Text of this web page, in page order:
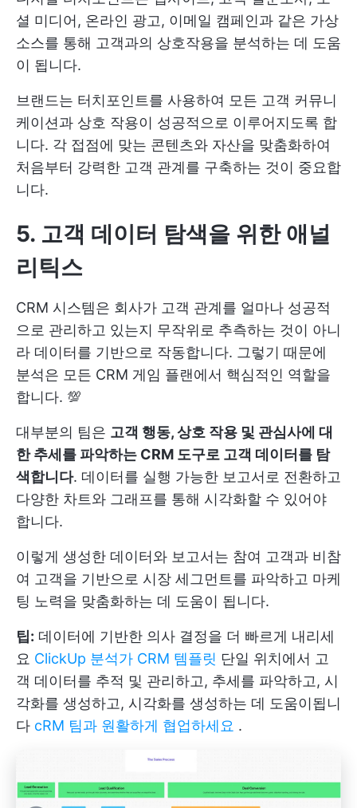
셜 미디어, 온라인 광고, 이메일 캠페인과 같은 가상
소스를 통해 고객과의 상호작용을 분석하는 데 도움
이 됩니다.
브랜드는 터치포인트를 사용하여 모든 고객 커뮤니
케이션과 상호 작용이 성공적으로 이루어지도록 합
니다. 각 접점에 맞는 콘텐츠와 자산을 맞춤화하여
처음부터 강력한 고객 관계를 구축하는 것이 중요합
니다.
5. 고객 데이터 탐색을 위한 애널
리틱스
CRM 시스템은 회사가 고객 관계를 얼마나 성공적
으로 관리하고 있는지 무작위로 추측하는 것이 아니
라 데이터를 기반으로 작동합니다. 그렇기 때문에
분석은 모든 CRM 게임 플랜에서 핵심적인 역할을
합니다. 💯
대부분의 팀은 고객 행동, 상호 작용 및 관심사에 대
한 추세를 파악하는 CRM 도구로 고객 데이터를 탐
색합니다. 데이터를 실행 가능한 보고서로 전환하고
다양한 차트와 그래프를 통해 시각화할 수 있어야
합니다.
이렇게 생성한 데이터와 보고서는 참여 고객과 비참
여 고객을 기반으로 시장 세그먼트를 파악하고 마케
팅 노력을 맞춤화하는 데 도움이 됩니다.
팁: 데이터에 기반한 의사 결정을 더 빠르게 내리세
요 ClickUp 분석가 CRM 템플릿 단일 위치에서 고
객 데이터를 추적 및 관리하고, 추세를 파악하고, 시
각화를 생성하고, 시각화를 생성하는 데 도움이됩니
다 cRM 팀과 원활하게 협업하세요 .